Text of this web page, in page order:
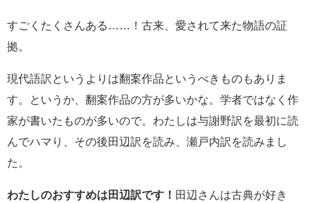
すごくたくさんある……！古来、愛されて来た物語の証
拠。
現代語訳というよりは翻案作品というべきものもありま
す。というか、翻案作品の方が多いかな。学者ではなく作
家が書いたものが多いので。わたしは与謝野訳を最初に読
んでハマり、その後田辺訳を読み、瀬戸内訳を読みまし
た。
わたしのおすすめは田辺訳です！ 田辺さんは古典が好き